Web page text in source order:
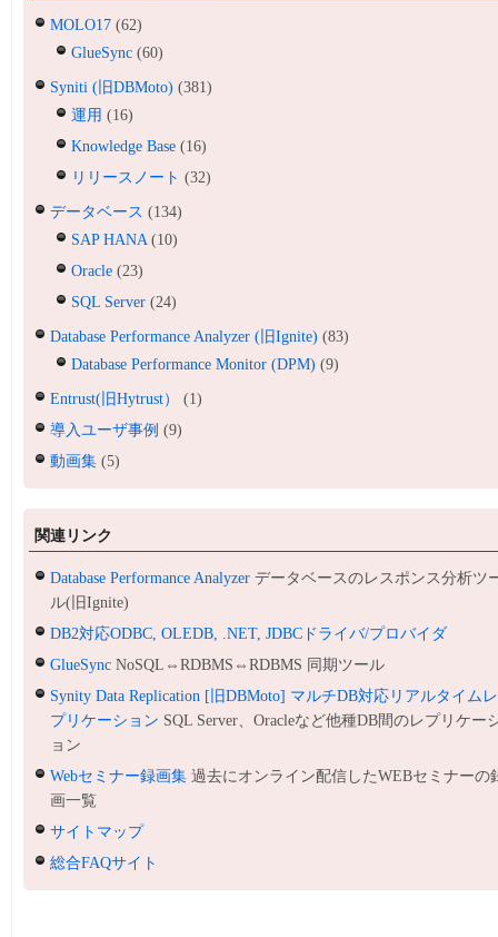
MOLO17 (62)
GlueSync (60)
Syniti (旧DBMoto) (381)
運用 (16)
Knowledge Base (16)
リリースノート (32)
データベース (134)
SAP HANA (10)
Oracle (23)
SQL Server (24)
Database Performance Analyzer (旧Ignite) (83)
Database Performance Monitor (DPM) (9)
Entrust(旧Hytrust）
(1)
導入ユーザ事例 (9)
動画集 (5)
関連リンク
Database Performance Analyzer データベースのレスポンス分析ツ
ル(旧Ignite)
DB2対応ODBC, OLEDB, .NET, JDBCドライバ/プロバイダ
GlueSync NoSQL⇔RDBMS⇔RDBMS 同期ツール
Synity Data Replication [旧DBMoto] マルチDB対応リアルタイムレ
プリケーション SQL Server、Oracleなど他種DB間のレプリケー
ョン
Webセミナー録画集 過去にオンライン配信したWEBセミナーの
画一覧
サイトマップ
総合FAQサイト